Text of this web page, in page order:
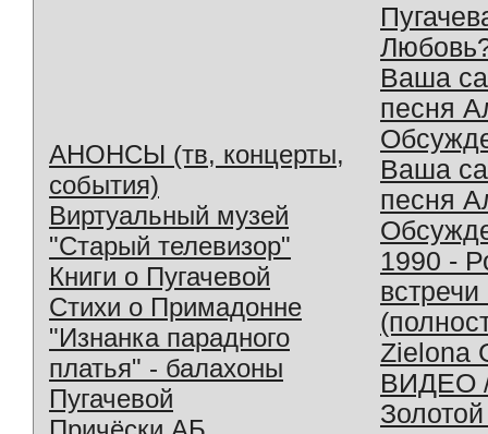
АНОНСЫ (тв, концерты,
события)
Виртуальный музей
"Старый телевизор"
Книги о Пугачевой
Стихи о Примадонне
"Изнанка парадного
платья" - балахоны
Пугачевой
Ваша
песня
Ваша
песня
1990 -
Zielona
ВИДЕО